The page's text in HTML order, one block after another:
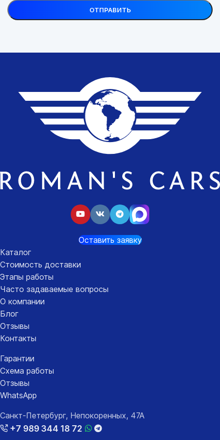
Оставить заявку
Каталог
Стоимость доставки
Этапы работы
Часто задаваемые вопросы
О компании
Блог
Отзывы
Контакты
Гарантии
Схема работы
Отзывы
WhatsApp
Санкт-Петербург, Непокоренных, 47А
+7 989 344 18 72